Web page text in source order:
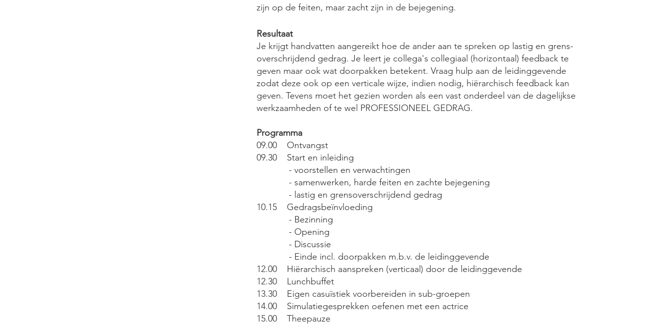
zijn op de feiten, maar zacht zijn in de bejegening.
Resultaat
Je krijgt handvatten aangereikt hoe de ander aan te spreken op lastig en grens-
overschrijdend gedrag. Je leert je collega's collegiaal (horizontaal) feedback te
geven maar ook wat doorpakken betekent. Vraag hulp aan de leidinggevende
zodat deze ook op een verticale wijze, indien nodig, hiërarchisch feedback kan
geven. Tevens moet het gezien worden als een vast onderdeel van de dagelijkse
werkzaamheden of te wel PROFESSIONEEL GEDRAG.
Programma
​09.00 Ontvangst
09.30 Start en inleiding
- voorstellen en verwachtingen
- samenwerken, harde feiten en zachte bejegening
- lastig en grensoverschrijdend gedrag
10.15 Gedragsbeïnvloeding
- Bezinning
- Opening
- Discussie
- Einde incl. doorpakken m.b.v. de leidinggevende
12.00 Hiërarchisch aanspreken (verticaal) door de leidinggevende
12.30 Lunchbuffet
13.30 Eigen casuïstiek voorbereiden in sub-groepen
14.00 Simulatiegesprekken oefenen met een actrice
15.00 Theepauze